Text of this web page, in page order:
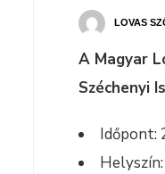
LOVAS
A Magyar
Széchenyi
Időpont: